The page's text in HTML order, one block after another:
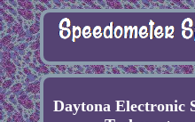
Daytona Electronic